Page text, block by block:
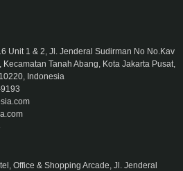
Unit 1 & 2, Jl. Jenderal Sudirman No No.Kav
Tanah Abang, Kota Jakarta Pusat,
Indonesia
Office & Shopping Arcade, Jl. Jenderal